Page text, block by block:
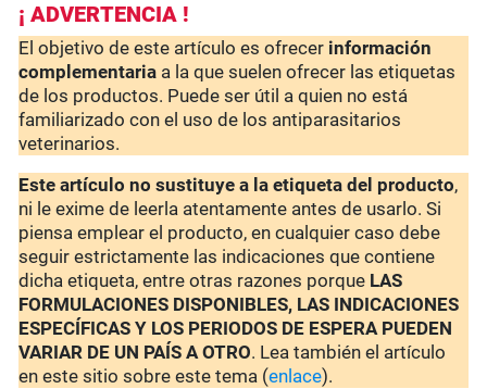
¡ ADVERTENCIA !
El objetivo de este artículo es ofrecer información
complementaria a la que suelen ofrecer las etiquetas
de los productos. Puede ser útil a quien no está
familiarizado con el uso de los antiparasitarios
veterinarios.
Este artículo no sustituye a la etiqueta del producto,
ni le exime de leerla atentamente antes de usarlo. Si
piensa emplear el producto, en cualquier caso debe
seguir estrictamente las indicaciones que contiene
dicha etiqueta, entre otras razones porque LAS
FORMULACIONES DISPONIBLES, LAS INDICACIONES
ESPECÍFICAS Y LOS PERIODOS DE ESPERA PUEDEN
VARIAR DE UN PAÍS A OTRO. Lea también el artículo
en este sitio sobre este tema (enlace).